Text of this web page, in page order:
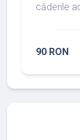
căderile
90 RON